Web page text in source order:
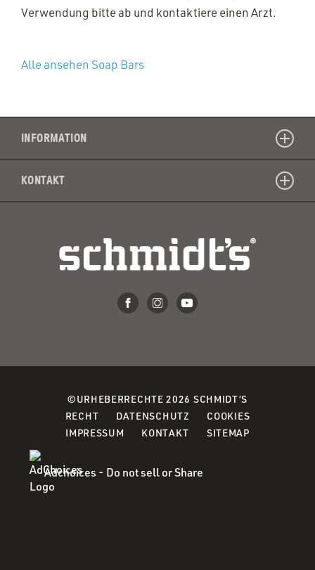
Verwendung bitte ab und kontaktiere einen Arzt.
Alle ansehen Soap Bars
INFORMATION
KONTAKT
©URHEBERRECHTE 2026 SCHMIDT’S
RECHT(OPENS
IN
NEW
DATENSCHUTZ (OPENS
COOKIES(OPENS
IMPRESSUM KONTAKT SITEMAP
Adchoices - Do not sell or Share